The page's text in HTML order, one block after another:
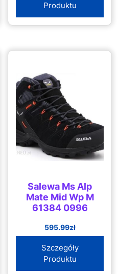
Produktu
Salewa Ms Alp
Mate Mid Wp M
61384 0996
595.99zł
Szczegóły
Produktu